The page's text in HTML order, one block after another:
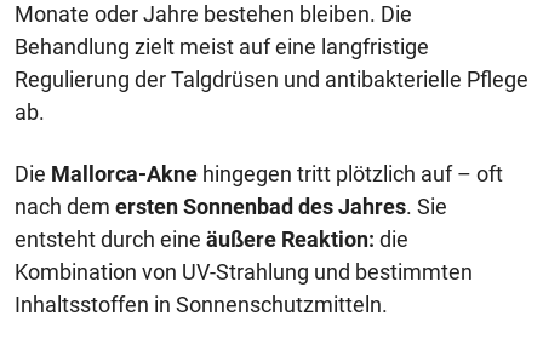
Monate oder Jahre bestehen bleiben. Die
Behandlung zielt meist auf eine langfristige
Regulierung der Talgdrüsen und antibakterielle Pflege
ab.
Die Mallorca-Akne hingegen tritt plötzlich auf – oft
nach dem ersten Sonnenbad des Jahres. Sie
entsteht durch eine äußere Reaktion: die
Kombination von UV-Strahlung und bestimmten
Inhaltsstoffen in Sonnenschutzmitteln.